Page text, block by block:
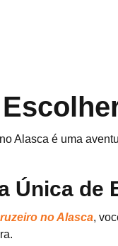
Alasca é uma
Única de
no Alasca,